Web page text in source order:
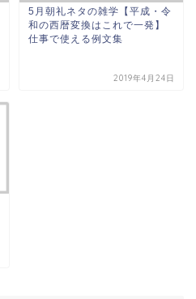
5月朝礼ネタの雑学【平成・令
和の西暦変換はこれで一発】
仕事で使える例文集
2019年4月24日